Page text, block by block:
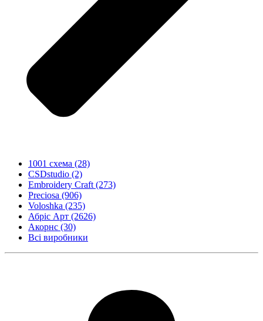
1001 схема (28)
CSDstudio (2)
Embroidery Craft (273)
Preciosa (906)
Voloshka (235)
Абріс Арт (2626)
Акорнс (30)
Всі виробники